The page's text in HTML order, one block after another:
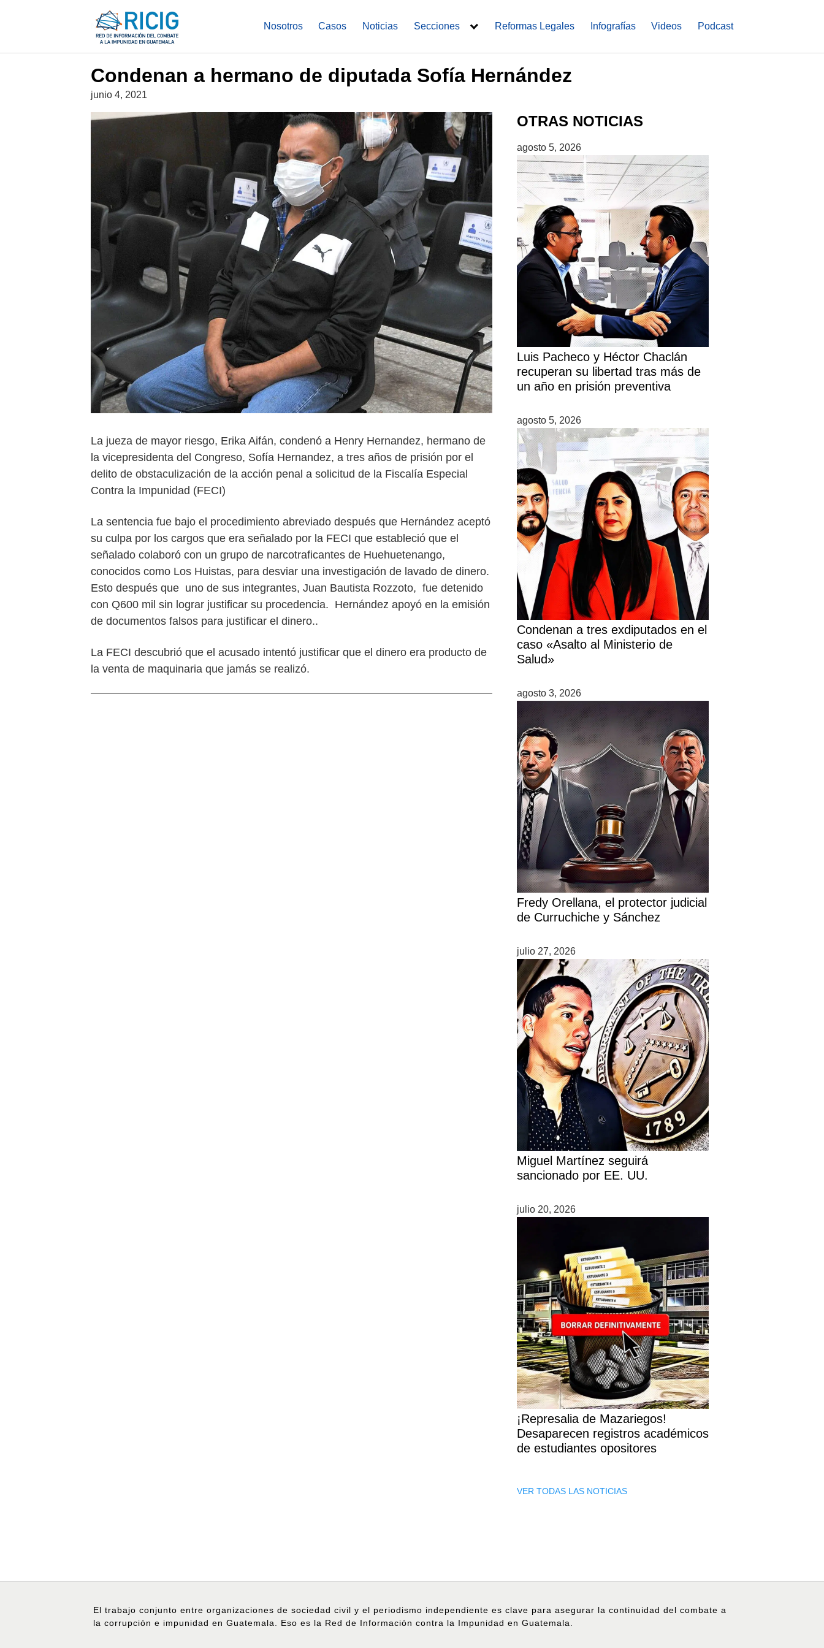
Nosotros Casos Noticias Secciones Reformas Legales Infografías Videos Podcast
NOTICIAS
Condenan a hermano de diputada Sofía Hernández
junio 4, 2021
La jueza de mayor riesgo, Erika Aifán, condenó a Henry Hernandez, hermano de
la vicepresidenta del Congreso, Sofía Hernandez, a tres años de prisión por el
delito de obstaculización de la acción penal a solicitud de la Fiscalía Especial
Contra la Impunidad (FECI)
La sentencia fue bajo el procedimiento abreviado después que Hernández aceptó
su culpa por los cargos que era señalado por la FECI que estableció que el
señalado colaboró con un grupo de narcotraficantes de Huehuetenango,
conocidos como Los Huistas, para desviar una investigación de lavado de dinero.
Esto después que uno de sus integrantes, Juan Bautista Rozzoto, fue detenido
con Q600 mil sin lograr justificar su procedencia. Hernández apoyó en la emisión
de documentos falsos para justificar el dinero..
La FECI descubrió que el acusado intentó justificar que el dinero era producto de
la venta de maquinaria que jamás se realizó.
OTRAS NOTICIAS
agosto 5, 2026
Luis Pacheco y Héctor Chaclán
recuperan su libertad tras más de
un año en prisión preventiva
agosto 5, 2026
Condenan a tres exdiputados en el
caso «Asalto al Ministerio de
Salud»
agosto 3, 2026
Fredy Orellana, el protector judicial
de Curruchiche y Sánchez
julio 27, 2026
Miguel Martínez seguirá
sancionado por EE. UU.
julio 20, 2026
¡Represalia de Mazariegos!
Desaparecen registros académicos
de estudiantes opositores
VER TODAS LAS NOTICIAS
El trabajo conjunto entre organizaciones de sociedad civil y el periodismo independiente es clave para asegurar la continuidad del combate a
la corrupción e impunidad en Guatemala. Eso es la Red de Información contra la Impunidad en Guatemala.